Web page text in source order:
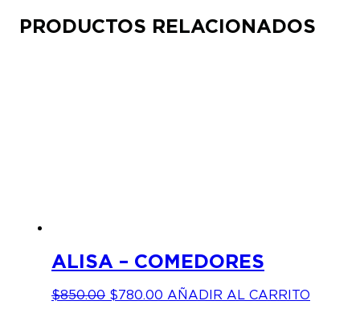
PRODUCTOS RELACIONADOS
ALISA – COMEDORES
$850.00 EL
$780.00 EL
AÑADIR AL CARRITO